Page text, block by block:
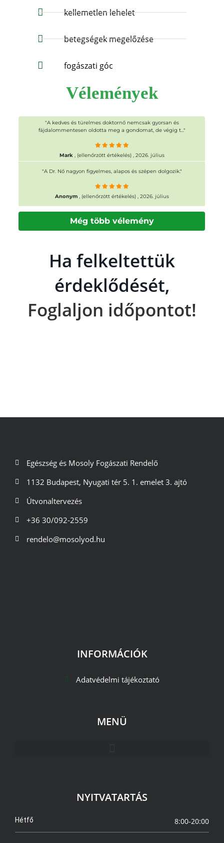
kellemetlen lehelet
betegségek megelőzése
fogászati góc
Vélemények
Ha felkeltettük
érdeklődését,
Foglaljon időpontot!
Egészség és Mosoly Fogászati Rendelő
1132 Budapest, Nyugati tér 5. 1. emelet 3. ajtó
Útvonaltervezés
+36 30/092-2559
rendelo@mosolyod.hu
INFORMÁCIÓK
Adatvédelmi tájékoztató
MENÜ
NYITVATARTÁS
Hétfő 8:00-20:00